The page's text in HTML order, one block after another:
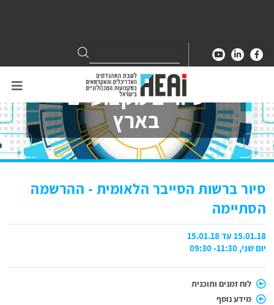
for:
Search
סיורים מקצועיים
בארץ
סיור ברשות הסייבר הלאומית - ההרשמה
הסתיימה
15.01.18 עד 15.01.18
יום שני, 11:30- 09:30
לוח זמנים ותוכנית
מידע נוסף